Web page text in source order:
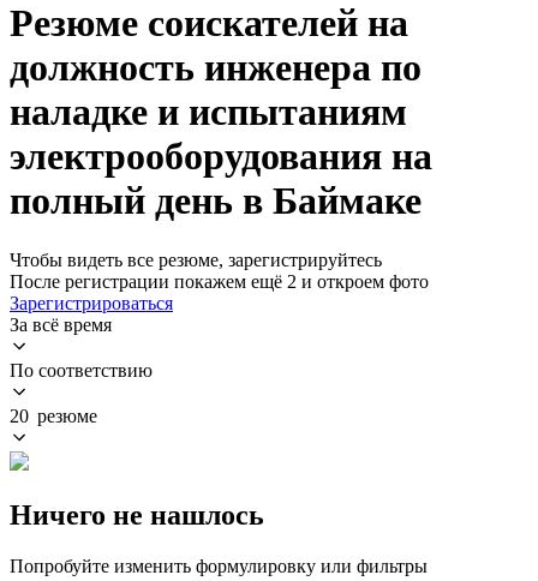
Резюме соискателей на
должность инженера по
наладке и испытаниям
электрооборудования на
полный день в Баймаке
Чтобы видеть все резюме, зарегистрируйтесь
После регистрации покажем ещё 2 и откроем фото
Зарегистрироваться
За всё время
По соответствию
20 резюме
Ничего не нашлось
Попробуйте изменить формулировку или фильтры